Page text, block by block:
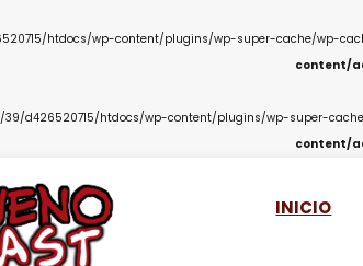
htdocs/wp-content/plugins/wp-super-cache/wp-
content/
39/d426520715/htdocs/wp-content/plugins/wp-super-
content/
INICIO